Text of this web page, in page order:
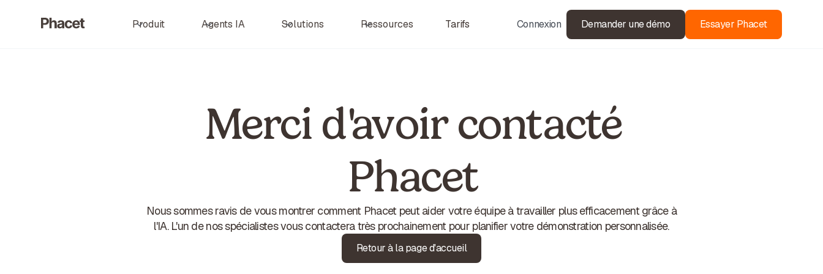
Produit Agents IA Solutions Ressources Tarifs Connexion Demander une démo Essayer Phacet
Merci d'avoir contacté
Phacet
Nous sommes ravis de vous montrer comment Phacet peut aider votre équipe à travailler plus efficacement grâce à
l'IA. L'un de nos spécialistes vous contactera très prochainement pour planifier votre démonstration personnalisée.
Retour à la page d'accueil